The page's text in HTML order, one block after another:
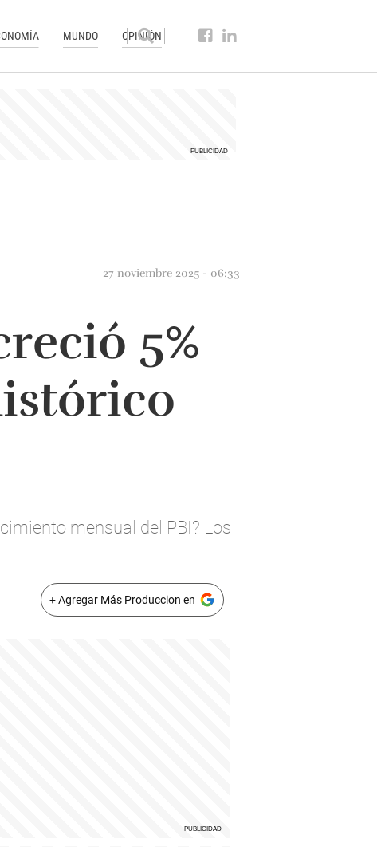
MUNDO OPINIÓN
27 noviembre 2025 - 06:33
5%
mensual del PBI? Los
+ Agregar Más Produccion en